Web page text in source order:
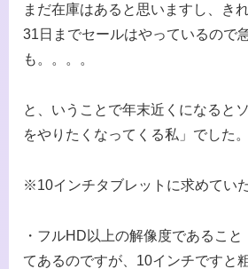
まだ在庫はあると思いますし、き
31日までセールはやっているので
も。。。。
と、いうことで年末近くになると
をやりたくなってくる私」でした。
※10インチタブレットに求めてい
・フルHD以上の解像度であるこ
てあるのですが、10インチですと